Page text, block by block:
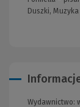
Duszki,
Wydawnictwo: